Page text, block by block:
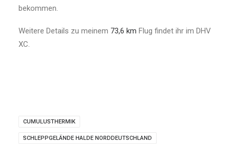
bekommen.
Weitere Details zu meinem 73,6 km Flug findet ihr im DHV
XC.
CUMULUSTHERMIK
SCHLEPPGELÄNDE HALDE NORDDEUTSCHLAND